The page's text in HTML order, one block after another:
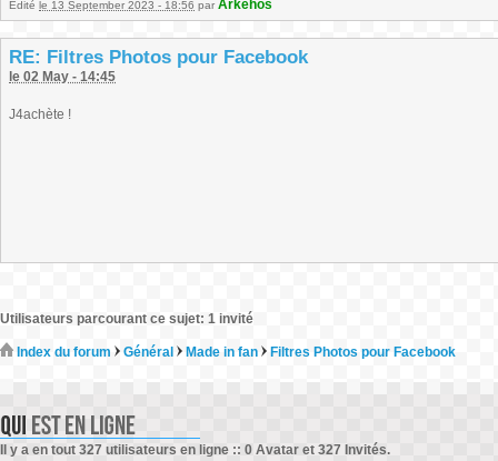
Édité le 13 September 2023 - 18:56 par Arkehos
RE: Filtres Photos pour Facebook
le 02 May - 14:45
J4achète !
Utilisateurs parcourant ce sujet: 1 invité
Index du forum Général Made in fan Filtres Photos pour Facebook
Il y a en tout 327 utilisateurs en ligne :: 0 Avatar et 327 Invités.